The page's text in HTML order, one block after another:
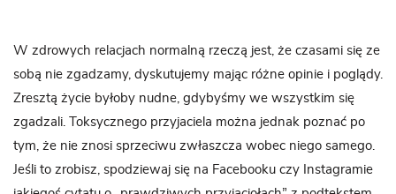
W zdrowych relacjach normalną rzeczą jest, że czasami się ze
sobą nie zgadzamy, dyskutujemy mając różne opinie i poglądy.
Zresztą życie byłoby nudne, gdybyśmy we wszystkim się
zgadzali. Toksycznego przyjaciela można jednak poznać po
tym, że nie znosi sprzeciwu zwłaszcza wobec niego samego.
Jeśli to zrobisz, spodziewaj się na Facebooku czy Instagramie